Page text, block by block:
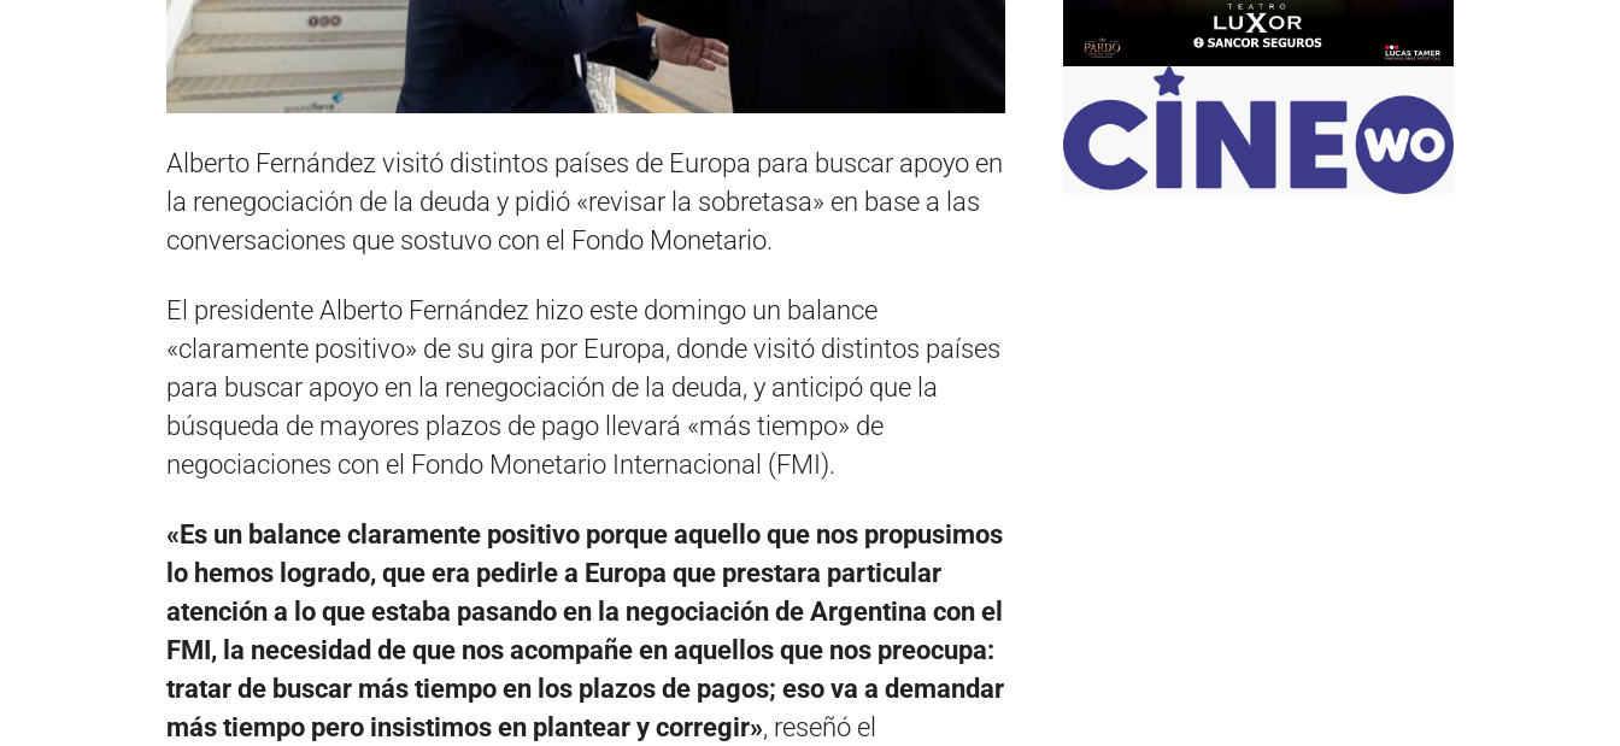
Alberto Fernández visitó distintos países de Europa para buscar apoyo en
la renegociación de la deuda y pidió «revisar la sobretasa» en base a las
conversaciones que sostuvo con el Fondo Monetario.
El presidente Alberto Fernández hizo este domingo un balance
«claramente positivo» de su gira por Europa, donde visitó distintos países
para buscar apoyo en la renegociación de la deuda, y anticipó que la
búsqueda de mayores plazos de pago llevará «más tiempo» de
negociaciones con el Fondo Monetario Internacional (FMI).
«Es un balance claramente positivo porque aquello que nos propusimos
lo hemos logrado, que era pedirle a Europa que prestara particular
atención a lo que estaba pasando en la negociación de Argentina con el
FMI, la necesidad de que nos acompañe en aquellos que nos preocupa:
tratar de buscar más tiempo en los plazos de pagos; eso va a demandar
más tiempo pero insistimos en plantear y corregir», reseñó el